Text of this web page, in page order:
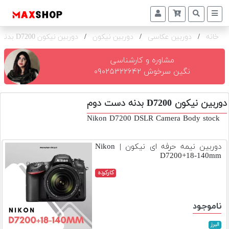
دوربین
و
تجهیزات
و
اکسسوری
دوم
اجاره
دوربین
و
خانه / دوربین عکاسی / دوربین نیکون / دوربین نیکون D7200 بدنه
مشاوره و کارشناسی
نگین سرخوش ۰۹۰۲۵۳۲۲۶۴۲
دوربین نیکون D7200 بدنه دست دوم
Nikon D7200 DSLR Camera Body stock
دوربین نیمه حرفه ای نیکون | Nikon
D7200+18-140mm
کارکرده
ناموجود
البرز